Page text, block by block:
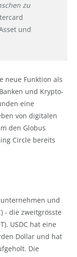
zu
und
neue Funktion als
und Krypto-
eine
von digitalen
den Globus
Circle bereits
und
- die zweitgrösste
USDC hat eine
Dollar und hat
Die